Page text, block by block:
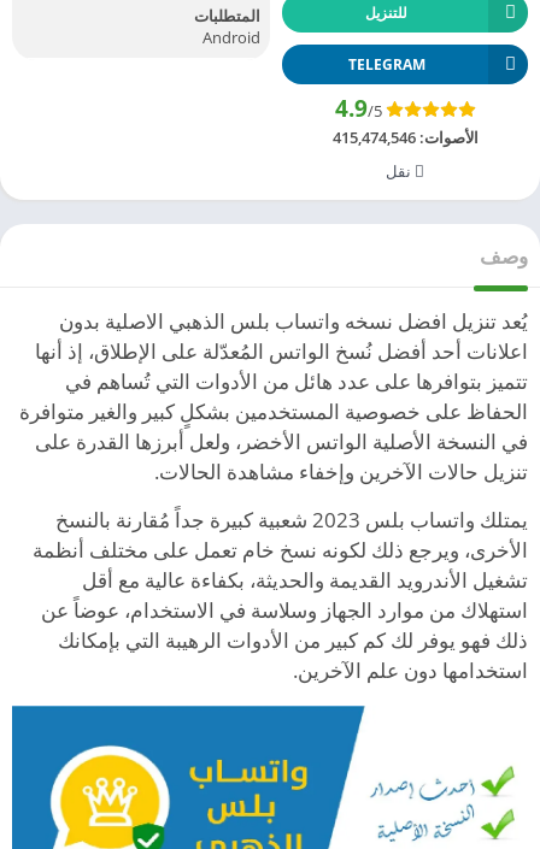
للتنزيل
TELEGRAM
4.9/5
الأصوات:415,474,546
نقل
المتطلبات
Android
وصف
يُعد تنزيل افضل نسخه واتساب بلس الذهبي الاصلية بدون
اعلانات أحد أفضل نُسخ الواتس المُعدّلة على الإطلاق، إذ أنها
تتميز بتوافرها على عدد هائل من الأدوات التي تُساهم في
الحفاظ على خصوصية المستخدمين بشكلٍ كبير والغير متوافرة
في النسخة الأصلية الواتس الأخضر، ولعل أبرزها القدرة على
تنزيل حالات الآخرين وإخفاء مشاهدة الحالات.
يمتلك واتساب بلس 2023 شعبية كبيرة جداً مُقارنة بالنسخ
الأخرى، ويرجع ذلك لكونه نسخ خام تعمل على مختلف أنظمة
تشغيل الأندرويد القديمة والحديثة، بكفاءة عالية مع أقل
استهلاك من موارد الجهاز وسلاسة في الاستخدام، عوضاً عن
ذلك فهو يوفر لك كم كبير من الأدوات الرهيبة التي بإمكانك
استخدامها دون علم الآخرين.